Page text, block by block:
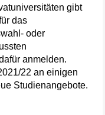
gibt
das
oder
anmelden.
22 an einigen
Studienangebote.